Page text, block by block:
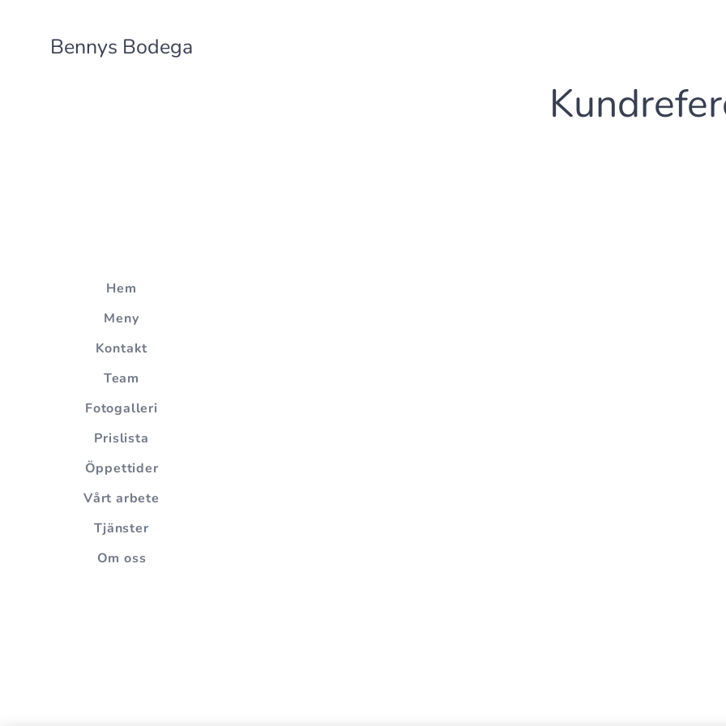
Bennys Bodega
Hem
Meny
Kontakt
Team
Fotogalleri
Prislista
Öppettider
Vårt arbete
Tjänster
Om oss